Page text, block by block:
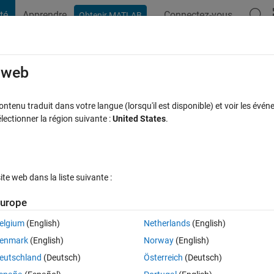
Apprendre Obtenir MATLAB Connectez-vous
Ouvrir dans MATLAB Online
maximum I get is (3*pi*39270^(1/2))/1666. When I put this result in
traduit dans votre langue (lorsqu'il est disponible) et voir les
la région suivante :United States.
web dans la liste suivante :
(English)
(English)
(Deutsch)
Netherlands(English)
Norway(English)
Österreich (Deutsch)